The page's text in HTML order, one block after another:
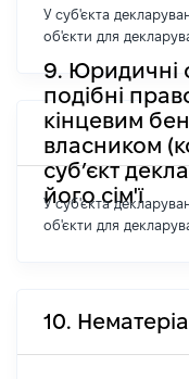
У суб'єкта
об'єкти для
9. Юридичні
подібні
кінцевим
власником
суб’єкт
його сім'ї
У суб'єкта
об'єкти для
10.